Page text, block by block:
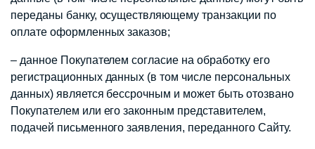
переданы банку, осуществляющему транзакции по
оплате оформленных заказов;
– данное Покупателем согласие на обработку его
регистрационных данных (в том числе персональных
данных) является бессрочным и может быть отозвано
Покупателем или его законным представителем,
подачей письменного заявления, переданного Сайту.